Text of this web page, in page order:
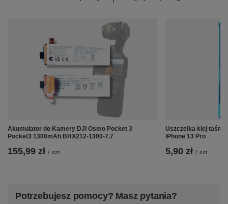
Akumulator do Kamery DJI Osmo Pocket 3
Pocket3 1300mAh BHX212-1300-7.7
155,99 zł / szt.
Uszczelka klej
iPhone 13 Pro
5,90 zł / szt.
Potrzebujesz pomocy? Masz pytania?